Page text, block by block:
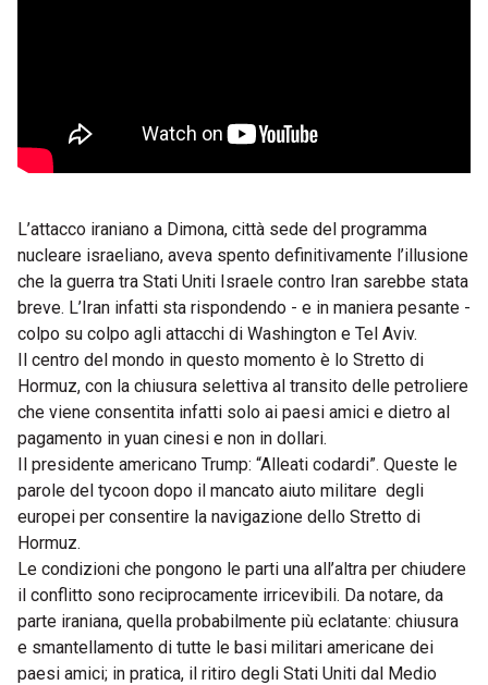
L’attacco iraniano a Dimona, città sede del programma
nucleare israeliano, aveva spento definitivamente l’illusione
che la guerra tra Stati Uniti Israele contro Iran sarebbe stata
breve. L’Iran infatti sta rispondendo - e in maniera pesante -
colpo su colpo agli attacchi di Washington e Tel Aviv.
Il centro del mondo in questo momento è lo Stretto di
Hormuz, con la chiusura selettiva al transito delle petroliere
che viene consentita infatti solo ai paesi amici e dietro al
pagamento in yuan cinesi e non in dollari.
Il presidente americano Trump: “Alleati codardi”. Queste le
parole del tycoon dopo il mancato aiuto militare degli
europei per consentire la navigazione dello Stretto di
Hormuz.
Le condizioni che pongono le parti una all’altra per chiudere
il conflitto sono reciprocamente irricevibili. Da notare, da
parte iraniana, quella probabilmente più eclatante: chiusura
e smantellamento di tutte le basi militari americane dei
paesi amici; in pratica, il ritiro degli Stati Uniti dal Medio